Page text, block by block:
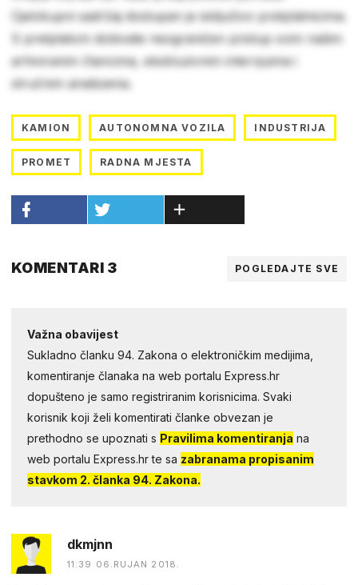
Cjelokupni sadržaj dostupan je isključivo pretplatnicima.
S pretplatom dobivate neograničen pristup svim našim
arhiviranim člancima, ekskluzivnim intervjuima i
stručnim analizama.
KAMION AUTONOMNA VOZILA INDUSTRIJA
PROMET RADNA MJESTA
KOMENTARI 3 POGLEDAJTE SVE
Važna obavijest
Sukladno članku 94. Zakona o elektroničkim medijima,
komentiranje članaka na web portalu Express.hr
dopušteno je samo registriranim korisnicima. Svaki
korisnik koji želi komentirati članke obvezan je
prethodno se upoznati s Pravilima komentiranja na
web portalu Express.hr te sa zabranama propisanim
stavkom 2. članka 94. Zakona.
dkmjnn
11:39 06.RUJAN 2018.